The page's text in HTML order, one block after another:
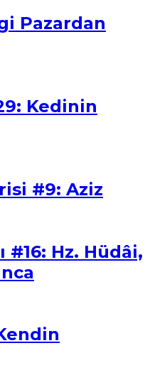
Pazardan
Kedinin
#9: Aziz
#16: Hz. Hüdâi,